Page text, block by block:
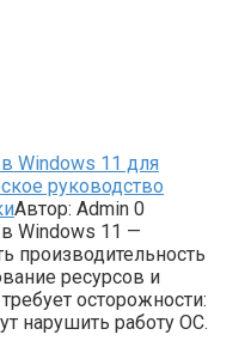
Windows 11 для
руководство
Автор: Admin 0
Windows 11 —
производительность
ресурсов и
осторожности:
нарушить работу ОС.